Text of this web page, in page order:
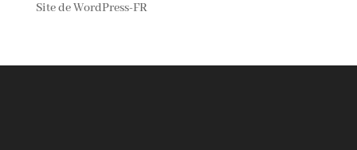
Site de WordPress-FR